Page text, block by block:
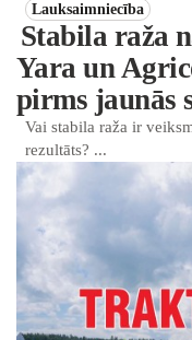
Lauksaimniecība
Stabila raža
Yara un
pirms jaunās
Vai stabila raža ir
rezultāts? ...